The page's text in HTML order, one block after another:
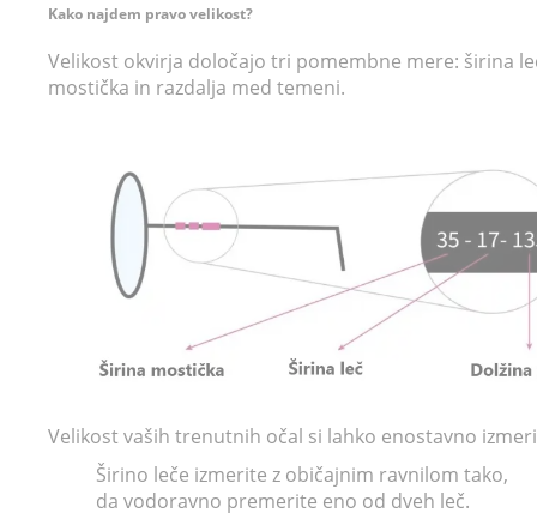
Kako najdem pravo velikost?
Velikost okvirja določajo tri pomembne mere: širina
mostička in razdalja med temeni.
Velikostvaših trenutnih očal si lahko enostavno
Širino leče izmerite z običajnim ravnilom tako,
da vodoravno premerite eno od dveh leč.